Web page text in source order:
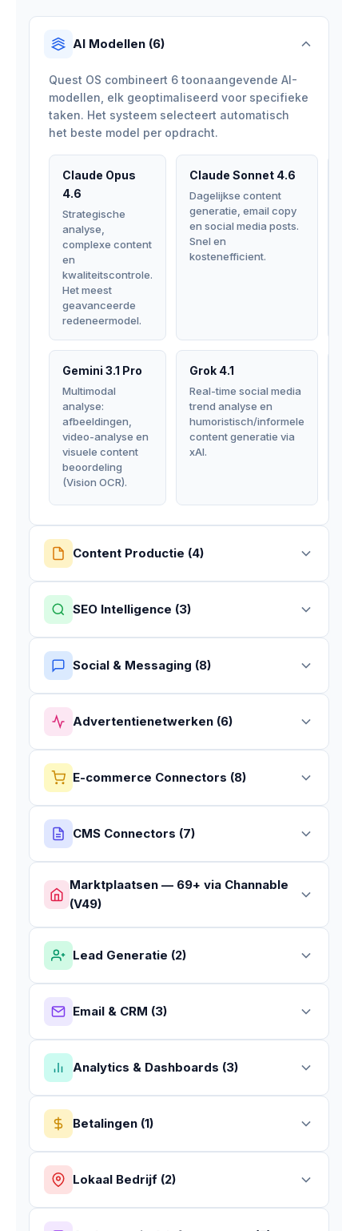
AI Modellen (6)
Quest OS combineert 6 toonaangevende AI-
modellen, elk geoptimaliseerd voor specifieke
taken. Het systeem selecteert automatisch
het beste model per opdracht.
Claude Opus
4.6
Strategische
analyse,
complexe content
en
kwaliteitscontrole.
Het meest
geavanceerde
redeneermodel.
Claude Sonnet 4.6
Dagelijkse content
generatie, email copy
en social media posts.
Snel en
kostenefficient.
Gemini 3.1 Pro
Multimodal
analyse:
afbeeldingen,
video-analyse en
visuele content
beoordeling
(Vision OCR).
Grok 4.1
Real-time social media
trend analyse en
humoristisch/informele
content generatie via
xAI.
Content Productie (4)
SEO Intelligence (3)
Social & Messaging (8)
Advertentienetwerken (6)
E-commerce Connectors (8)
CMS Connectors (7)
Marktplaatsen — 69+ via Channable
(V49)
Lead Generatie (2)
Email & CRM (3)
Analytics & Dashboards (3)
Betalingen (1)
Lokaal Bedrijf (2)